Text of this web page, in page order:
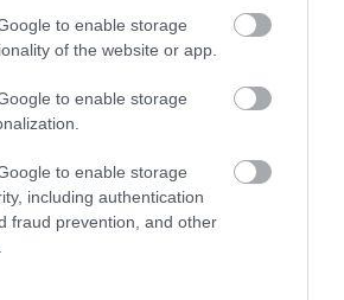
to enable storage
of the website or app.
to enable storage
to enable storage
including authentication
fraud prevention, and other
kaptunk. A kiszolgálás
katasztrofális volt. A
úgy kellett szólni, először
kaptam a másodikat, pedig
levest is rendeltem. A kért 2
kávét fél óra várakouás után
kaptuk meg miután szóltunk